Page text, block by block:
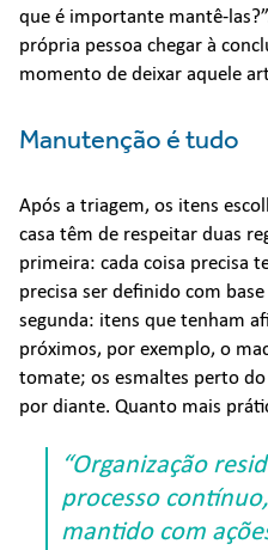
que é importante mantê-
própria pessoa chegar à
momento de deixar aquele
Manutenção é tudo
Após a triagem, os itens
casa têm de respeitar duas
primeira: cada coisa precisa
precisa ser definido com
segunda: itens que tenham
próximos, por exemplo, o
tomate; os esmaltes perto
por diante. Quanto mais
“Organização
processo
mantido com